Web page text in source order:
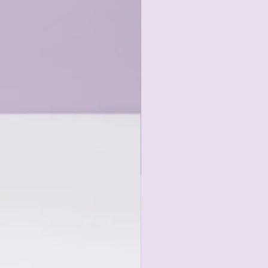
oder in kontrollierten
geeignet.
Risse, lose Nähte) auftreten.
Schäden.
ins Gebüsch verschwinden -
oder Ähnlichem.